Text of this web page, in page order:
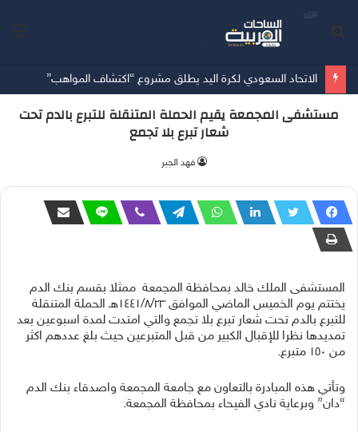
الاتحاد السعودي لكرة اليد يطلق مشروع “اكتشاف المواهب”
مستشفى المجمعة يقيم الحملة المتنقلة للتبرع بالدم تحت
شعار تبرع بلا تجمع
فهد الجبر
المستشفى الملك خالد بمحافظة المجمعة ممثلا بقسم بنك الدم
يختتم يوم الخميس الماضي الموافق ١٤٤١/٨/٢٣هـ الحملة المتنقلة
للتبرع بالدم تحت شعار تبرع بلا تجمع والتي امتدت لمدة اسبوعين بعد
تمديدها نظرا للإقبال الكبير من قبل المتبرعين حيث بلغ عددهم اكثر
من ١٥٠ متبرع.
وتأتي هذه المبادرة بالتعاون مع جامعة المجمعة واصدقاء بنك الدم
“دان” وبرعاية نادي الفيحاء بمحافظة المجمعة.